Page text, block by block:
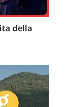
della